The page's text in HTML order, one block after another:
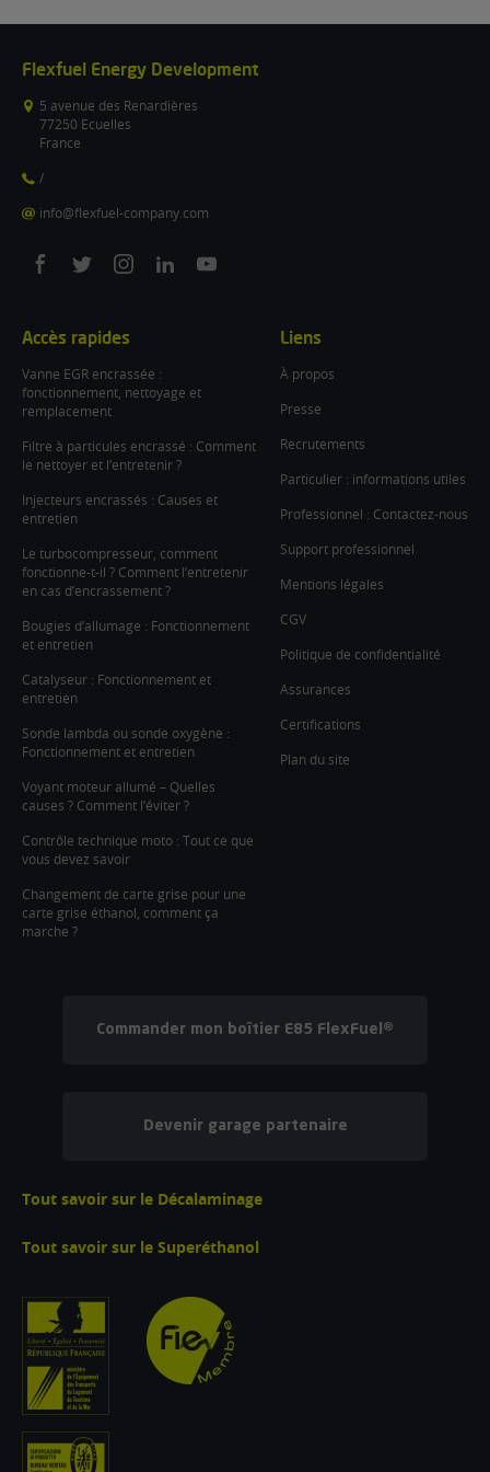
Flexfuel Energy Development
5 avenue des Renardières
77250 Ecuelles
France
/
info@flexfuel-company.com
On
On
On
On
On
Accès rapides
Vanne EGR encrassée :
fonctionnement, nettoyage et
remplacement
Filtre à particules encrassé : Comment
le nettoyer et l’entretenir ?
Injecteurs encrassés : Causes et
entretien
Le turbocompresseur, comment
fonctionne-t-il ? Comment l’entretenir
en cas d’encrassement ?
Bougies d’allumage : Fonctionnement
et entretien
Catalyseur : Fonctionnement et
entretien
Sonde lambda ou sonde oxygène :
Fonctionnement et entretien
Voyant moteur allumé – Quelles
causes ? Comment l’éviter ?
Contrôle technique moto : Tout ce que
vous devez savoir
Changement de carte grise pour une
carte grise éthanol, comment ça
marche ?
Liens
À propos
Presse
Recrutements
Particulier : informations utiles
Professionnel : Contactez-nous
Support professionnel
Mentions légales
CGV
Politique de confidentialité
Assurances
Certifications
Plan du site
Commander mon boîtier E85 FlexFuel®
Devenir garage partenaire
Tout savoir sur le Décalaminage
Tout savoir sur le Superéthanol